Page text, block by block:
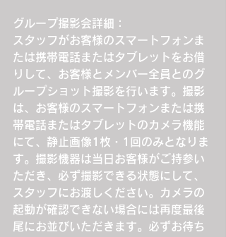
グループ撮影会詳細：
スタッフがお客様のスマートフォンま
たは携帯電話またはタブレットをお借
りして、お客様とメンバー全員とのグ
ループショット撮影を行います。撮影
は、お客様のスマートフォンまたは携
帯電話またはタブレットのカメラ機能
にて、静止画像1枚・1回のみとなりま
す。撮影機器は当日お客様がご持参い
ただき、必ず撮影できる状態にして、
スタッフにお渡しください。カメラの
起動が確認できない場合には再度最後
尾にお並びいただきます。必ずお待ち